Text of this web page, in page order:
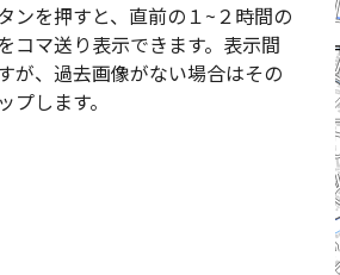
ンを押すと、直前の１~２時間の
コマ送り表示できます。表示間
が、過去画像がない場合はその
プします。